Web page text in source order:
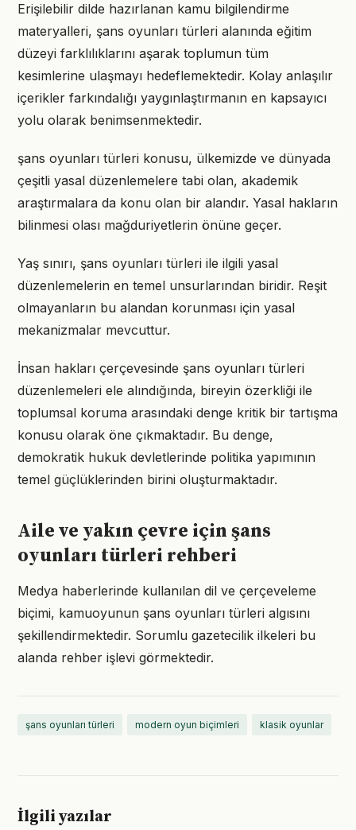
Erişilebilir dilde hazırlanan kamu bilgilendirme
materyalleri, şans oyunları türleri alanında eğitim
düzeyi farklılıklarını aşarak toplumun tüm
kesimlerine ulaşmayı hedeflemektedir. Kolay anlaşılır
içerikler farkındalığı yaygınlaştırmanın en kapsayıcı
yolu olarak benimsenmektedir.
şans oyunları türleri konusu, ülkemizde ve dünyada
çeşitli yasal düzenlemelere tabi olan, akademik
araştırmalara da konu olan bir alandır. Yasal hakların
bilinmesi olası mağduriyetlerin önüne geçer.
Yaş sınırı, şans oyunları türleri ile ilgili yasal
düzenlemelerin en temel unsurlarından biridir. Reşit
olmayanların bu alandan korunması için yasal
mekanizmalar mevcuttur.
İnsan hakları çerçevesinde şans oyunları türleri
düzenlemeleri ele alındığında, bireyin özerkliği ile
toplumsal koruma arasındaki denge kritik bir tartışma
konusu olarak öne çıkmaktadır. Bu denge,
demokratik hukuk devletlerinde politika yapımının
temel güçlüklerinden birini oluşturmaktadır.
Aile ve yakın çevre için şans
oyunları türleri rehberi
Medya haberlerinde kullanılan dil ve çerçeveleme
biçimi, kamuoyunun şans oyunları türleri algısını
şekillendirmektedir. Sorumlu gazetecilik ilkeleri bu
alanda rehber işlevi görmektedir.
şans oyunları türleri modern oyun biçimleri klasik oyunlar
İlgili yazılar